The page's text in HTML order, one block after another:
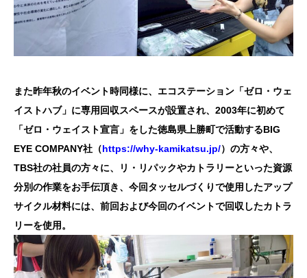
また昨年秋のイベント時同様に、エコステーション「ゼロ・ウェ
イストハブ」に専用回収スペースが設置され、2003年に初めて
「ゼロ・ウェイスト宣言」をした徳島県上勝町で活動するBIG
EYE COMPANY社（https://why-kamikatsu.jp/）の方々や、
TBS社の社員の方々に、リ・リパックやカトラリーといった資源
分別の作業をお手伝頂き、今回タッセルづくりで使用したアップ
サイクル材料には、前回および今回のイベントで回収したカトラ
リーを使用。